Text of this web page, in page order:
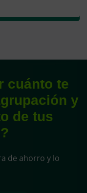
cuánto te
y
de tus
de ahorro y lo